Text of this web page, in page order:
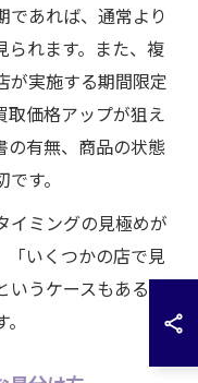
であれば、通常より
られます。また、複
が実施する期間限定
取価格アップが狙え
の有無、商品の状態
す。
イミングの見極めが
「いくつかの店で見
いうケースもあるた